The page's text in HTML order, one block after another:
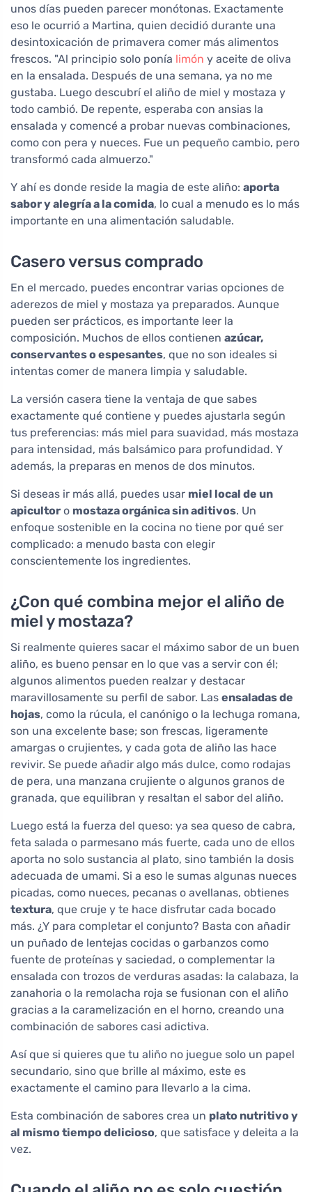
unos días pueden parecer monótonas. Exactamente
eso le ocurrió a Martina, quien decidió durante una
desintoxicación de primavera comer más alimentos
frescos. "Al principio solo ponía limón y aceite de oliva
en la ensalada. Después de una semana, ya no me
gustaba. Luego descubrí el aliño de miel y mostaza y
todo cambió. De repente, esperaba con ansias la
ensalada y comencé a probar nuevas combinaciones,
como con pera y nueces. Fue un pequeño cambio, pero
transformó cada almuerzo."
Y ahí es donde reside la magia de este aliño: aporta
sabor y alegría a la comida, lo cual a menudo es lo más
importante en una alimentación saludable.
Casero versus comprado
En el mercado, puedes encontrar varias opciones de
aderezos de miel y mostaza ya preparados. Aunque
pueden ser prácticos, es importante leer la
composición. Muchos de ellos contienen azúcar,
conservantes o espesantes, que no son ideales si
intentas comer de manera limpia y saludable.
La versión casera tiene la ventaja de que sabes
exactamente qué contiene y puedes ajustarla según
tus preferencias: más miel para suavidad, más mostaza
para intensidad, más balsámico para profundidad. Y
además, la preparas en menos de dos minutos.
Si deseas ir más allá, puedes usar miel local de un
apicultor o mostaza orgánica sin aditivos. Un
enfoque sostenible en la cocina no tiene por qué ser
complicado: a menudo basta con elegir
conscientemente los ingredientes.
¿Con qué combina mejor el aliño de
miel y mostaza?
Si realmente quieres sacar el máximo sabor de un buen
aliño, es bueno pensar en lo que vas a servir con él;
algunos alimentos pueden realzar y destacar
maravillosamente su perfil de sabor. Las ensaladas de
hojas, como la rúcula, el canónigo o la lechuga romana,
son una excelente base; son frescas, ligeramente
amargas o crujientes, y cada gota de aliño las hace
revivir. Se puede añadir algo más dulce, como rodajas
de pera, una manzana crujiente o algunos granos de
granada, que equilibran y resaltan el sabor del aliño.
Luego está la fuerza del queso: ya sea queso de cabra,
feta salada o parmesano más fuerte, cada uno de ellos
aporta no solo sustancia al plato, sino también la dosis
adecuada de umami. Si a eso le sumas algunas nueces
picadas, como nueces, pecanas o avellanas, obtienes
textura, que cruje y te hace disfrutar cada bocado
más. ¿Y para completar el conjunto? Basta con añadir
un puñado de lentejas cocidas o garbanzos como
fuente de proteínas y saciedad, o complementar la
ensalada con trozos de verduras asadas: la calabaza, la
zanahoria o la remolacha roja se fusionan con el aliño
gracias a la caramelización en el horno, creando una
combinación de sabores casi adictiva.
Así que si quieres que tu aliño no juegue solo un papel
secundario, sino que brille al máximo, este es
exactamente el camino para llevarlo a la cima.
Esta combinación de sabores crea un plato nutritivo y
al mismo tiempo delicioso, que satisface y deleita a la
vez.